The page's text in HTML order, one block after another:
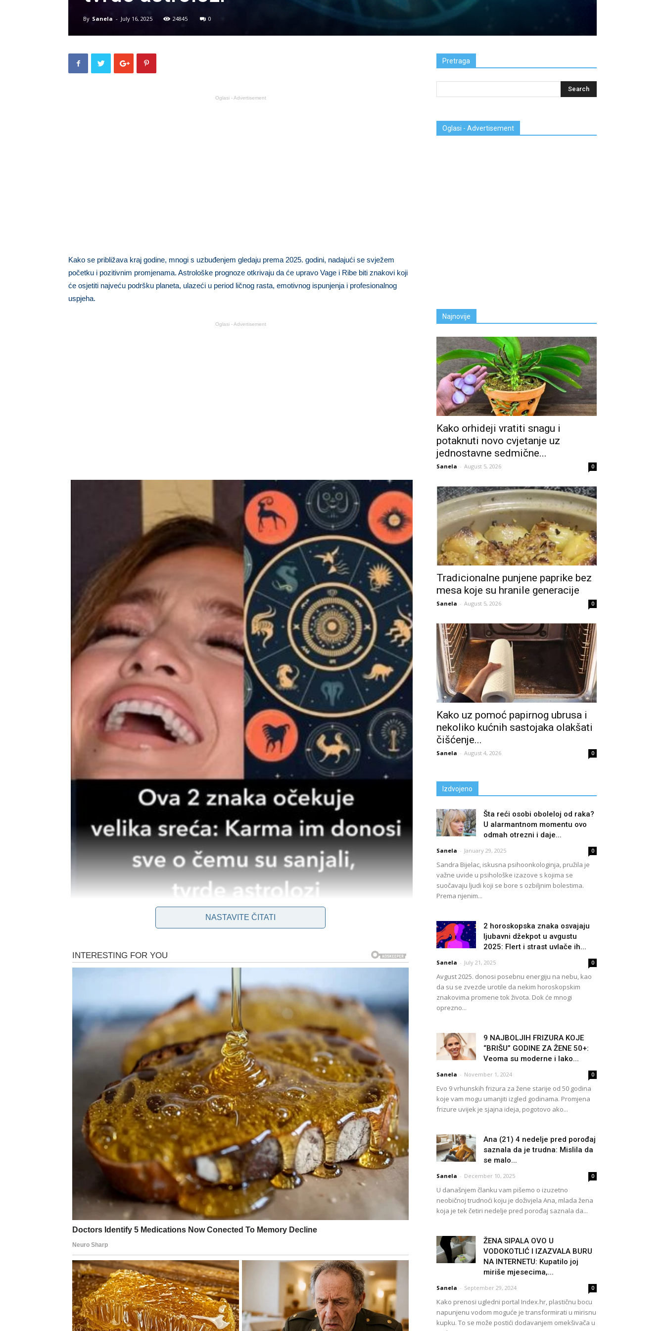
By Sanela - July 16, 2025 24845 0
Oglasi - Advertisement
Kako se približava kraj godine, mnogi s uzbuđenjem gledaju prema 2025. godini, nadajući se svježem
početku i pozitivnim promjenama. Astrološke prognoze otkrivaju da će upravo Vage i Ribe biti znakovi koji
će osjetiti najveću podršku planeta, ulazeći u period ličnog rasta, emotivnog ispunjenja i profesionalnog
uspjeha.
Oglasi - Advertisement
Vage: vrijeme nagrada i unutrašnjeg balansa
Nakon burnih godina ispunjenih introspektivnim radom i životnim izazovima, Vage konačno ulaze u
mirnije razdoblje. Ulazak Saturna u znak Riba 29. marta 2025. godine donosi im priliku da shvate
vlastite emocije na dubljem nivou i donesu mudre odluke o svojim prioritetima.
Na poslovnom planu, Vage očekuje stabilizacija i šansa za napredovanje. Novi projekti, finansijska
sigurnost i priznanja za dosadašnji trud postaju realnost. Odnosi s partnerima i bliskim ljudima
dobit će na kvalitetu, a slobodne Vage mogle bi upoznati osobu koja donosi mir i osjećaj
pripadnosti. Ovo je godina u kojoj Vage uče kako balansirati između svojih želja i očekivanja
okoline, gradeći čvrste temelje za budućnost.
NASTAVITE ČITATI
Pretraga
Oglasi - Advertisement
Najnovije
Kako orhideji vratiti snagu i
potaknuti novo cvjetanje uz
jednostavne sedmične...
Sanela - August 5, 2026 0
Tradicionalne punjene paprike bez
mesa koje su hranile generacije
Sanela - August 5, 2026 0
Kako uz pomoć papirnog ubrusa i
nekoliko kućnih sastojaka olakšati
čišćenje...
Sanela - August 4, 2026 0
Izdvojeno
Šta reći osobi oboleloj od raka?
U alarmantnom momentu ovo
odmah otrezni i daje...
Sanela - January 29, 2025 0
Sandra Bijelac, iskusna psihoonkologinja, pružila je
važne uvide u psihološke izazove s kojima se
suočavaju ljudi koji se bore s ozbiljnim bolestima.
Prema njenim...
2 horoskopska znaka osvajaju
ljubavni džekpot u avgustu
2025: Flert i strast uvlače ih...
Sanela - July 21, 2025 0
Avgust 2025. donosi posebnu energiju na nebu, kao
da su se zvezde urotile da nekim horoskopskim
znakovima promene tok života. Dok će mnogi
oprezno...
9 NAJBOLJIH FRIZURA KOJE
“BRIŠU” GODINE ZA ŽENE 50+:
Veoma su moderne i lako...
Sanela - November 1, 2024 0
Evo 9 vrhunskih frizura za žene starije od 50 godina
koje vam mogu umanjiti izgled godinama. Promjena
frizure uvijek je sjajna ideja, pogotovo ako...
Ana (21) 4 nedelje pred porođaj
saznala da je trudna: Mislila da
se malo...
Sanela - December 10, 2025 0
U današnjem članku vam pišemo o izuzetno
neobičnoj trudnoći koju je doživjela Ana, mlada žena
koja je tek četiri nedelje pred porođaj saznala da...
ŽENA SIPALA OVO U
VODOKOTLIĆ I IZAZVALA BURU
NA INTERNETU: Kupatilo joj
miriše mjesecima,...
Sanela - September 29, 2024 0
Kako prenosi ugledni portal Index.hr, plastičnu bocu
napunjenu vodom moguće je transformirati u mirisnu
kupku. To se može postići dodavanjem omekšivača u